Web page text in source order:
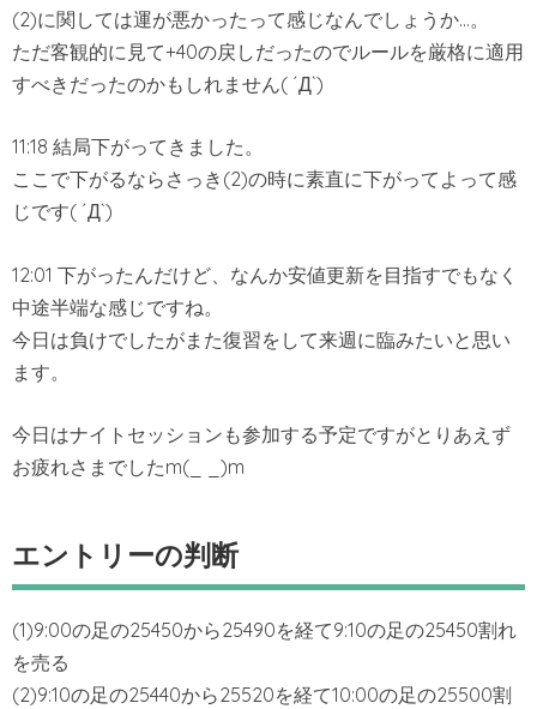
(2)に関しては運が悪かったって感じなんでしょうか…。
ただ客観的に見て+40の戻しだったのでルールを厳格に適用
すべきだったのかもしれません( ´Д`)
11:18 結局下がってきました。
ここで下がるならさっき(2)の時に素直に下がってよって感
じです( ´Д`)
12:01 下がったんだけど、なんか安値更新を目指すでもなく
中途半端な感じですね。
今日は負けでしたがまた復習をして来週に臨みたいと思い
ます。
今日はナイトセッションも参加する予定ですがとりあえず
お疲れさまでしたm(_ _)m
エントリーの判断
(1)9:00の足の25450から25490を経て9:10の足の25450割れ
を売る
(2)9:10の足の25440から25520を経て10:00の足の25500割